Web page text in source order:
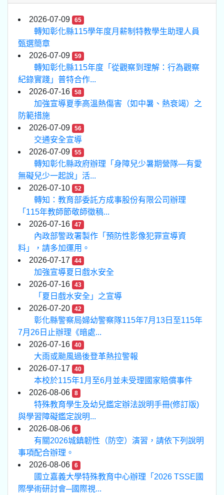
2026-07-09 65
轉知彰化縣115學年度月薪制特教學生助理人員
甄選簡章
2026-07-09
59
轉知彰化縣115年度「從觀察到理解：行為觀察
紀錄實踐」普特合作...
2026-07-16
58
加強宣導夏季高溫熱傷害（如中暑、熱衰竭）之
防範措施
2026-07-09
56
交通安全宣導
2026-07-09
55
轉知彰化縣政府辦理「身障兒少暑期營隊—有愛
無礙兒少一起說」活...
2026-07-10
52
轉知：教育部委託方成事股份有限公司辦理
「115年教師節敬師徵稿...
2026-07-16
47
內政部警政署製作「預防性影像犯罪宣導資
料」，請多加運用。
2026-07-17
44
加強宣導夏日戲水安全
2026-07-16
43
「夏日戲水安全」之宣導
2026-07-20
42
彰化縣警察局婦幼警察隊115年7月13日至115年
7月26日止辦理《暗處...
2026-07-16
40
大雨或颱風過後登革熱拉警報
2026-07-17
40
本校於115年1月至6月並未受理國家賠償事件
2026-08-06
8
特殊教育學生及幼兒鑑定辦法說明手冊(修訂版)
與學習障礙鑑定說明...
2026-08-06
6
有關2026城鎮韌性（防空）演習，請依下列說明
事項配合辦理。
2026-08-06
6
國立嘉義大學特殊教育中心辦理「2026 TSSE國
際學術研討會─國際視...